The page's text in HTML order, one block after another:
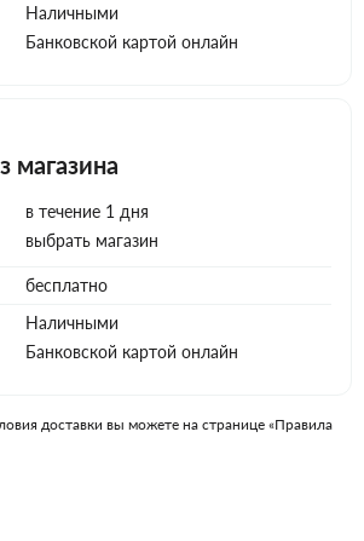
Наличными
Банковской картой онлайн
магазина
в течение 1 дня
выбрать магазин
бесплатно
Наличными
Банковской картой онлайн
доставки вы можете на странице «Правила